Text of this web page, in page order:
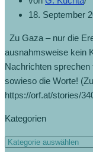
18. September
Zu Gaza – nur die
ausnahmsweise kein
Nachrichten
sowieso die Worte!
https://orf.at/stories/
Kategorien